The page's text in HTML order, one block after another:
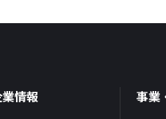
情報 事業